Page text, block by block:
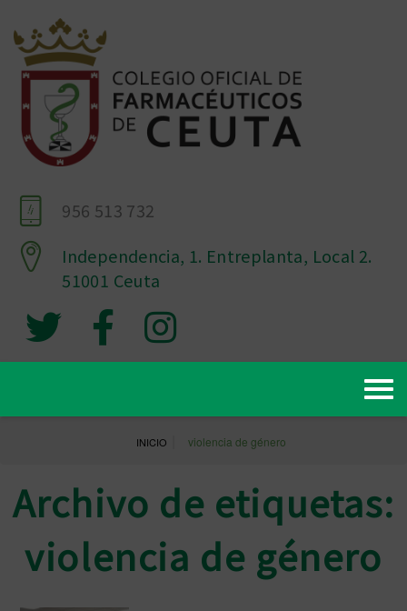
956 513 732
Independencia, 1. Entreplanta, Local 2.
51001 Ceuta
INICIO violencia de género
Archivo de etiquetas:
violencia de género